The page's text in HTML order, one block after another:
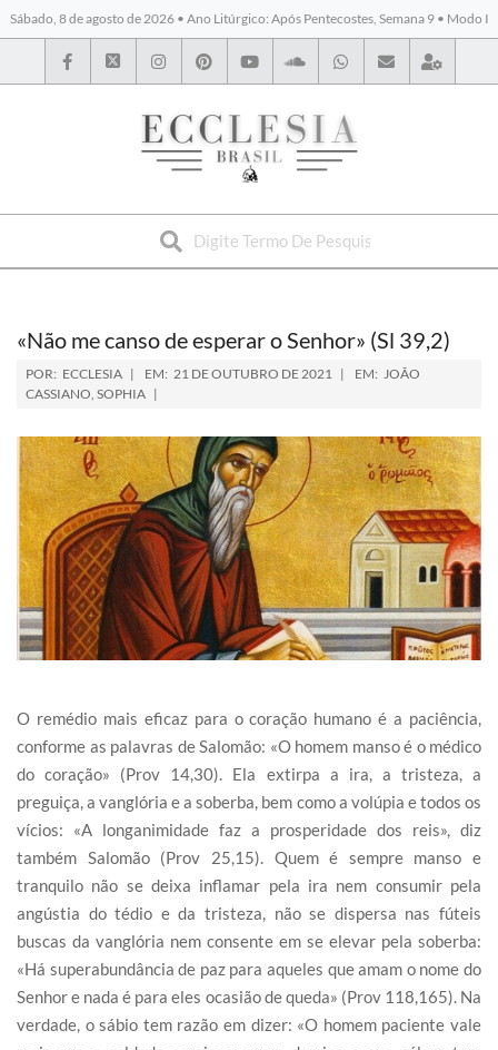
Sábado, 8 de agosto de 2026 • Ano Litúrgico: Após Pentecostes, Semana 9 • Modo I
BYBLOS
«Não me canso de esperar o Senhor» (Sl 39,2)
POR: ECCLESIA EM: 21 DE OUTUBRO DE 2021 EM: JOÃO
CASSIANO, SOPHIA
O remédio mais eficaz para o coração humano é a paciência,
conforme as palavras de Salomão: «O homem manso é o médico
do coração» (Prov 14,30). Ela extirpa a ira, a tristeza, a
preguiça, a vanglória e a soberba, bem como a volúpia e todos os
vícios: «A longanimidade faz a prosperidade dos reis», diz
também Salomão (Prov 25,15). Quem é sempre manso e
tranquilo não se deixa inflamar pela ira nem consumir pela
angústia do tédio e da tristeza, não se dispersa nas fúteis
buscas da vanglória nem consente em se elevar pela soberba:
«Há superabundância de paz para aqueles que amam o nome do
Senhor e nada é para eles ocasião de queda» (Prov 118,165). Na
verdade, o sábio tem razão em dizer: «O homem paciente vale